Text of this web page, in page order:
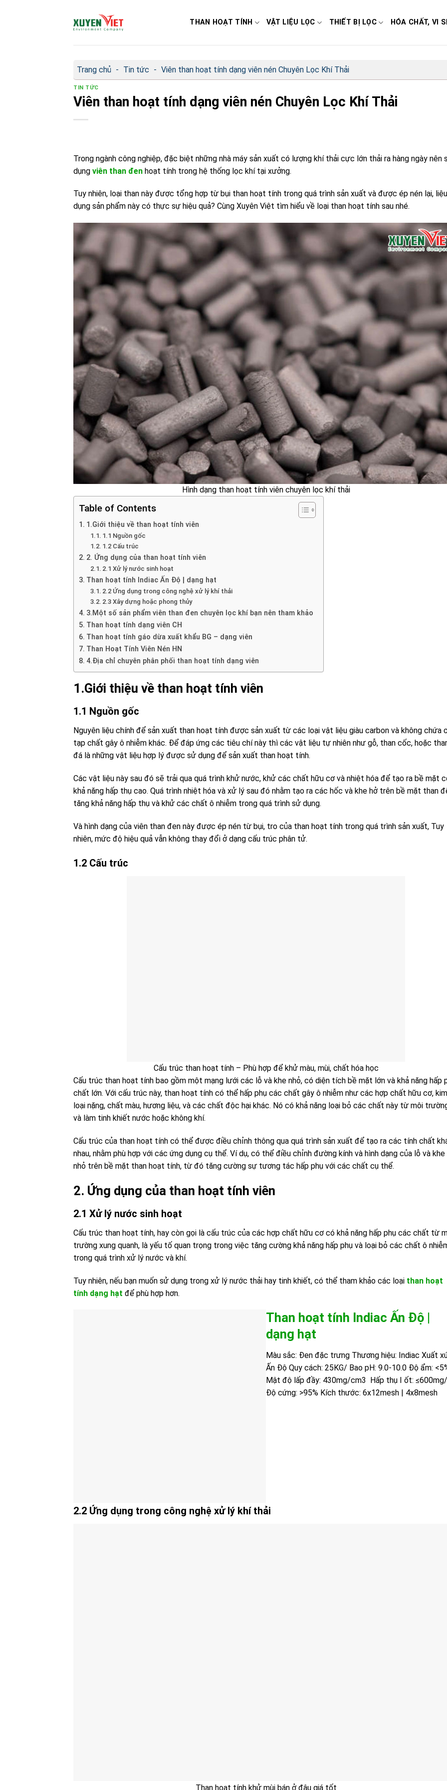
THAN HOẠT TÍNH VẬT LIỆU LỌC THIẾT BỊ LỌC HÓA CHẤT, VI
Trang chủ - Tin tức - Viên than hoạt tính dạng viên nén Chuyên Lọc Khí Thải
TIN TỨC
Viên than hoạt tính dạng viên nén Chuyên Lọc Khí Thải
Trong ngành công nghiệp, đặc biệt những nhà máy sản xuất có lượng khí thải cực lớn thải ra hàng ngày nên
dụng viên than đen hoạt tính trong hệ thống lọc khí tại xưởng.
Tuy nhiên, loại than này được tổng hợp từ bụi than hoạt tính trong quá trình sản xuất và được ép nén lại,
dụng sản phẩm này có thực sự hiệu quả? Cùng Xuyên Việt tìm hiểu về loại than hoạt tính sau nhé.
Hình dạng than hoạt tính viên chuyên lọc khí thải
Table of Contents
1.Giới thiệu về than hoạt tính viên
1.1 Nguồn gốc
1.2 Cấu trúc
2. Ứng dụng của than hoạt tính viên
2.1 Xử lý nước sinh hoạt
Than hoạt tính Indiac Ấn Độ | dạng hạt
2.2 Ứng dụng trong công nghệ xử lý khí thải
2.3 Xây dựng hoặc phong thủy
3.Một số sản phẩm viên than đen chuyên lọc khí bạn nên tham khảo
Than hoạt tính dạng viên CH
Than hoạt tính gáo dừa xuất khẩu BG – dạng viên
Than Hoạt Tính Viên Nén HN
4.Địa chỉ chuyên phân phối than hoạt tính dạng viên
1.Giới thiệu về than hoạt tính viên
1.1 Nguồn gốc
Nguyên liệu chính để sản xuất than hoạt tính được sản xuất từ các loại vật liệu giàu carbon và không chứa
tạp chất gây ô nhiễm khác. Để đáp ứng các tiêu chí này thì các vật liệu tự nhiên như gỗ, than cốc, hoặc
đá là những vật liệu hợp lý được sử dụng để sản xuất than hoạt tính.
Các vật liệu này sau đó sẽ trải qua quá trình khử nước, khử các chất hữu cơ và nhiệt hóa để tạo ra bề mặt
khả năng hấp thụ cao. Quá trình nhiệt hóa và xử lý sau đó nhằm tạo ra các hốc và khe hở trên bề mặt than
tăng khả năng hấp thụ và khử các chất ô nhiễm trong quá trình sử dụng.
Và hình dạng của viên than đen này được ép nén từ bụi, tro của than hoạt tính trong quá trình sản xuất, Tuy
nhiên, mức độ hiệu quả vẫn không thay đổi ở dạng cấu trúc phân tử.
1.2 Cấu trúc
Cấu trúc than hoạt tính – Phù hợp để khử màu, mùi, chất hóa học
Cấu trúc than hoạt tính bao gồm một mạng lưới các lỗ và khe nhỏ, có diện tích bề mặt lớn và khả năng hấp
chất lớn. Với cấu trúc này, than hoạt tính có thể hấp phụ các chất gây ô nhiễm như các hợp chất hữu cơ, kim
loại nặng, chất màu, hương liệu, và các chất độc hại khác. Nó có khả năng loại bỏ các chất này từ môi
và làm tinh khiết nước hoặc không khí.
Cấu trúc của than hoạt tính có thể được điều chỉnh thông qua quá trình sản xuất để tạo ra các tính chất
nhau, nhằm phù hợp với các ứng dụng cụ thể. Ví dụ, có thể điều chỉnh đường kính và hình dạng của lỗ và khe
nhỏ trên bề mặt than hoạt tính, từ đó tăng cường sự tương tác hấp phụ với các chất cụ thể.
2. Ứng dụng của than hoạt tính viên
2.1 Xử lý nước sinh hoạt
Cấu trúc than hoạt tính, hay còn gọi là cấu trúc của các hợp chất hữu cơ có khả năng hấp phụ các chất từ
trường xung quanh, là yếu tố quan trọng trong việc tăng cường khả năng hấp phụ và loại bỏ các chất ô
trong quá trình xử lý nước và khí.
Tuy nhiên, nếu bạn muốn sử dụng trong xử lý nước thải hay tinh khiết, có thể tham khảo các loại than hoạt
tính dạng hạt để phù hợp hơn.
Than hoạt tính Indiac Ấn Độ |
dạng hạt
Màu sắc: Đen đặc trưng Thương hiệu: Indiac Xuất
Ấn Độ Quy cách: 25KG/ Bao pH: 9.0-10.0 Độ ẩm:
Mật độ lấp đầy: 430mg/cm3 Hấp thụ I ốt:
Độ cứng: >95% Kích thước: 6x12mesh | 4x8mesh
2.2 Ứng dụng trong công nghệ xử lý khí thải
Than hoạt tính khử mùi bán ở đâu giá tốt